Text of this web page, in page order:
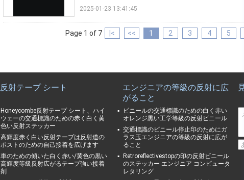
2025-01-23 13:41:45
Page 1 of 7 |< << 1 2 3 4 5
反射テープ シート
Honeycombe反射テープ シート、ハイ
ウェーの交通標識のための赤く白く黄
色い反射ステッカー
高輝度赤く白い反射テープは反射道の
ポストのための自己接着を広げます
車のための傾いた白く赤い/黄色の黒い
高輝度等級反射広がるテープ強い接着
剤
エンジニアの等級の反射に広
がること
ビニールの交通標識のための白く赤い
オレンジ黒い工学等級の反射ビニール
交通標識のビニール停止印のためにガ
ラス玉エンジニアの等級の反射に広が
ること
Retroreflectivestopの印の反射ビニール
のステッカー エンジニア コンピュータ
レタリング